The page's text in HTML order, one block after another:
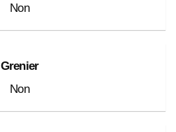
Non
Grenier
Non